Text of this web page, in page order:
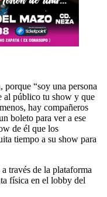
“soy una persona
al público tu show y que
hay compañeros
boleto para ver a ese
de él que los
tiempo a su show para
través de la plataforma
física en el lobby del